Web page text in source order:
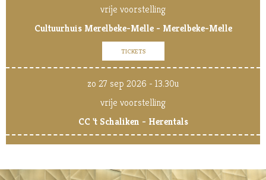
vrije voorstelling
Cultuurhuis Merelbeke-Melle - Merelbeke-Melle
TICKETS
zo 27 sep 2026 - 13.30u
vrije voorstelling
CC 't Schaliken - Herentals